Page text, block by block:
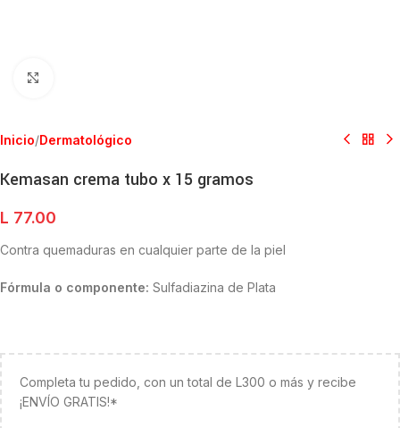
Inicio/Dermatológico
Kemasan crema tubo x 15 gramos
L 77.00
Contra quemaduras en cualquier parte de la piel
Fórmula o componente: Sulfadiazina de Plata
Completa tu pedido, con un total de L300 o más y recibe
¡ENVÍO GRATIS!*